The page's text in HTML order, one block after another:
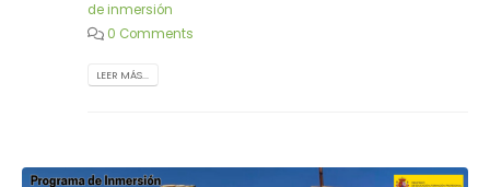
de inmersión
0 Comments
LEER MÁS...